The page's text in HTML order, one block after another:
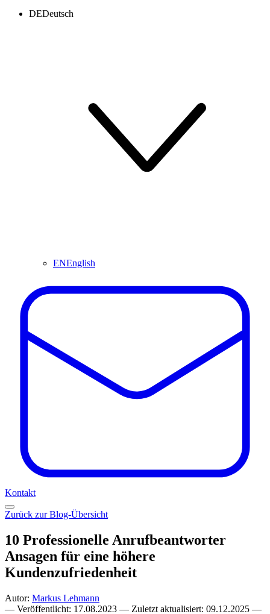
DEDeutsch
ENEnglish
Kontakt
Zurück zur Blog-Übersicht
10 Professionelle Anrufbeantworter
Ansagen für eine höhere
Kundenzufriedenheit
Autor: Markus Lehmann
— Veröffentlicht: 17.08.2023 — Zuletzt aktualisiert: 09.12.2025 —